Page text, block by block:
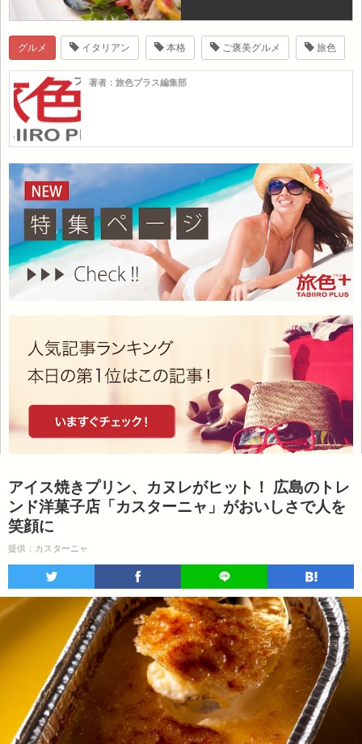
グルメ イタリアン 本格 ご褒美グルメ 旅色
著者：旅色プラス編集部
アイス焼きプリン、カヌレがヒット！ 広島のトレ
ンド洋菓子店「カスターニャ」がおいしさで人を
笑顔に
提供：カスターニャ